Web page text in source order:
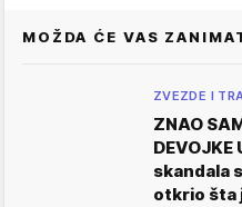
MOŽDA ĆE VAS
ZVEZDE I
ZNAO
DEVOJKE
skandala
otkrio šta